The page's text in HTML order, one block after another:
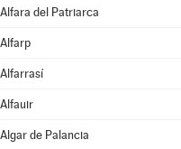
Alfara del Patriarca
Alfarp
Alfarrasí
Alfauir
Algar de Palancia